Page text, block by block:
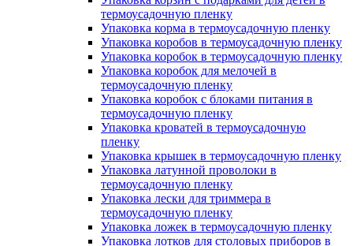
термоусадочную пленку
Упаковка корма в термоусадочную пленку
Упаковка коробов в термоусадочную пленку
Упаковка коробок в термоусадочную пленку
Упаковка коробок для мелочей в
термоусадочную пленку
Упаковка коробок с блоками питания в
термоусадочную пленку
Упаковка кроватей в термоусадочную
пленку
Упаковка крышек в термоусадочную пленку
Упаковка латунной проволоки в
термоусадочную пленку
Упаковка лески для триммера в
термоусадочную пленку
Упаковка ложек в термоусадочную пленку
Упаковка лотков для столовых приборов в